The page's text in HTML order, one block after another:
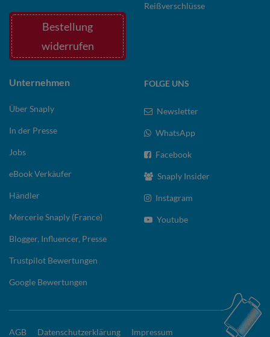
Bestellung
widerrufen
Reißverschlüsse
Unternehmen
Über Snaply
In der Presse
Jobs
eBook Verkäufer
Händler
Mercerie Snaply (France)
Blogger, Influencer, Presse
Trustpilot Bewertungen
Google Bewertungen
FOLGE UNS
Newsletter
WhatsApp
Facebook
Snaply Insider
Instagram
Youtube
AGB Datenschutzerklärung Impressum